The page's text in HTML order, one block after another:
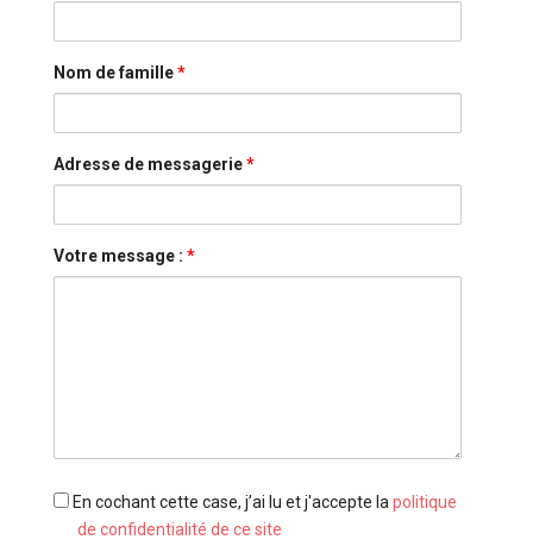
Nom de famille*
Adresse de messagerie*
Votre message : *
En
cochant
En cochant cette case, j’ai lu et j'accepte la politique
de confidentialité de ce site